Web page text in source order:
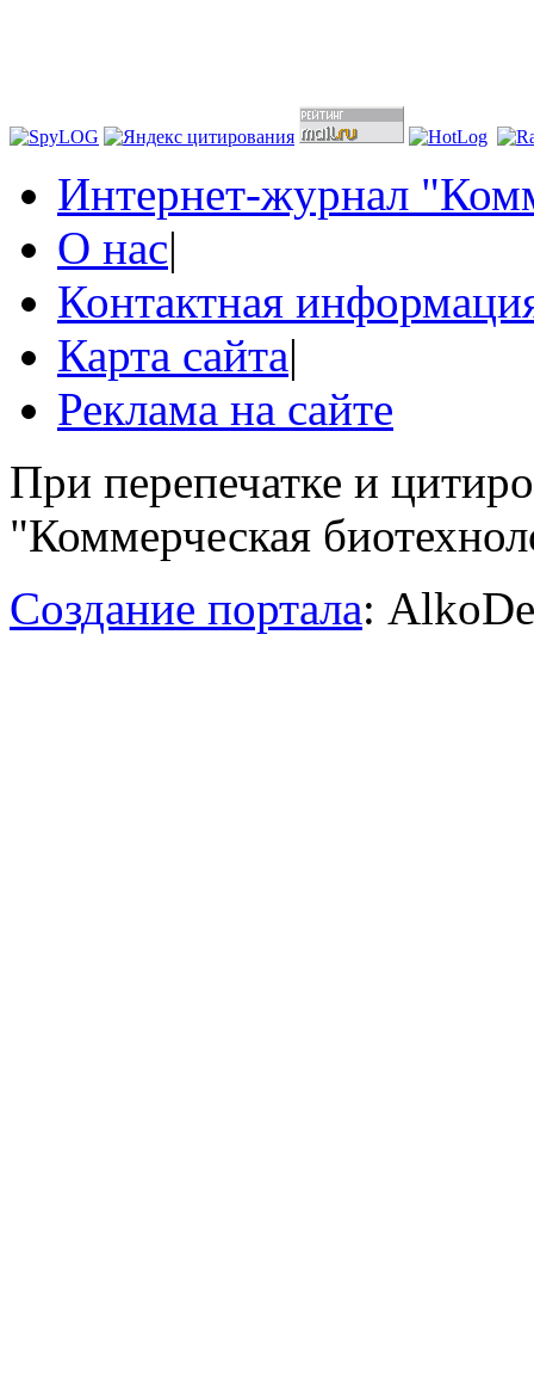
Интернет-журнал
О нас|
Контактная
Карта сайта|
Реклама на сайте
При перепечатке и
"Коммерческая
Создание портала: